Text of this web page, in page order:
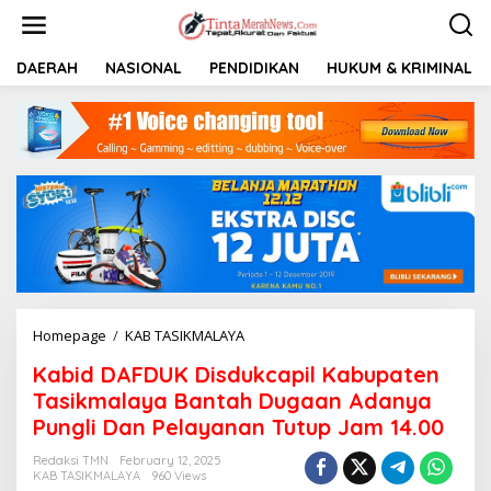
t
DAERAH NASIONAL PENDIDIKAN HUKUM & KRIMINAL
Homepage / KAB TASIKMALAYA
b
i
d
D
Kabid DAFDUK Disdukcapil Kabupaten
Tasikmalaya Bantah Dugaan Adanya
Pungli Dan Pelayanan Tutup Jam 14.00
Redaksi TMN
February 12, 2025
KAB TASIKMALAYA
960 Views